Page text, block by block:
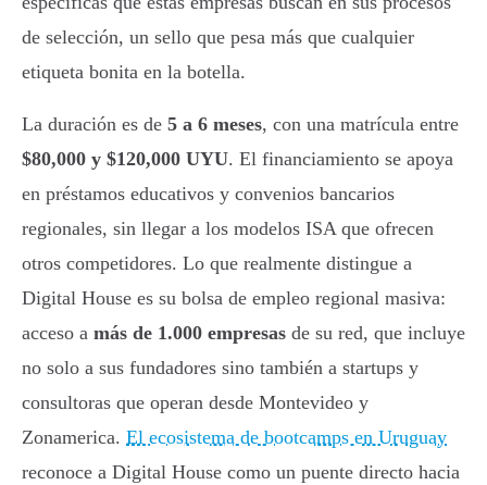
de selección, un sello que pesa más que cualquier
etiqueta bonita en la botella.
La duración es de 5 a 6 meses, con una matrícula entre
$80,000 y $120,000 UYU. El financiamiento se apoya
en préstamos educativos y convenios bancarios
regionales, sin llegar a los modelos ISA que ofrecen
otros competidores. Lo que realmente distingue a
Digital House es su bolsa de empleo regional masiva:
acceso a más de 1.000 empresas de su red, que incluye
no solo a sus fundadores sino también a startups y
consultoras que operan desde Montevideo y
Zonamerica. El ecosistema de bootcamps en Uruguay
reconoce a Digital House como un puente directo hacia